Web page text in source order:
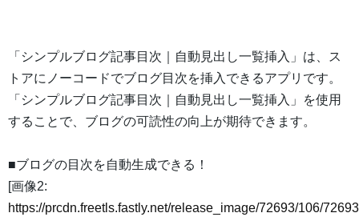
「シンプルブログ記事目次｜自動見出し一覧挿入」は、ス
トアにノーコードでブログ目次を挿入できるアプリです。
「シンプルブログ記事目次｜自動見出し一覧挿入」を使用
することで、ブログの可読性の向上が期待できます。
■ブログの目次を自動生成できる！
[画像2:
https://prcdn.freetls.fastly.net/release_image/72693/106/